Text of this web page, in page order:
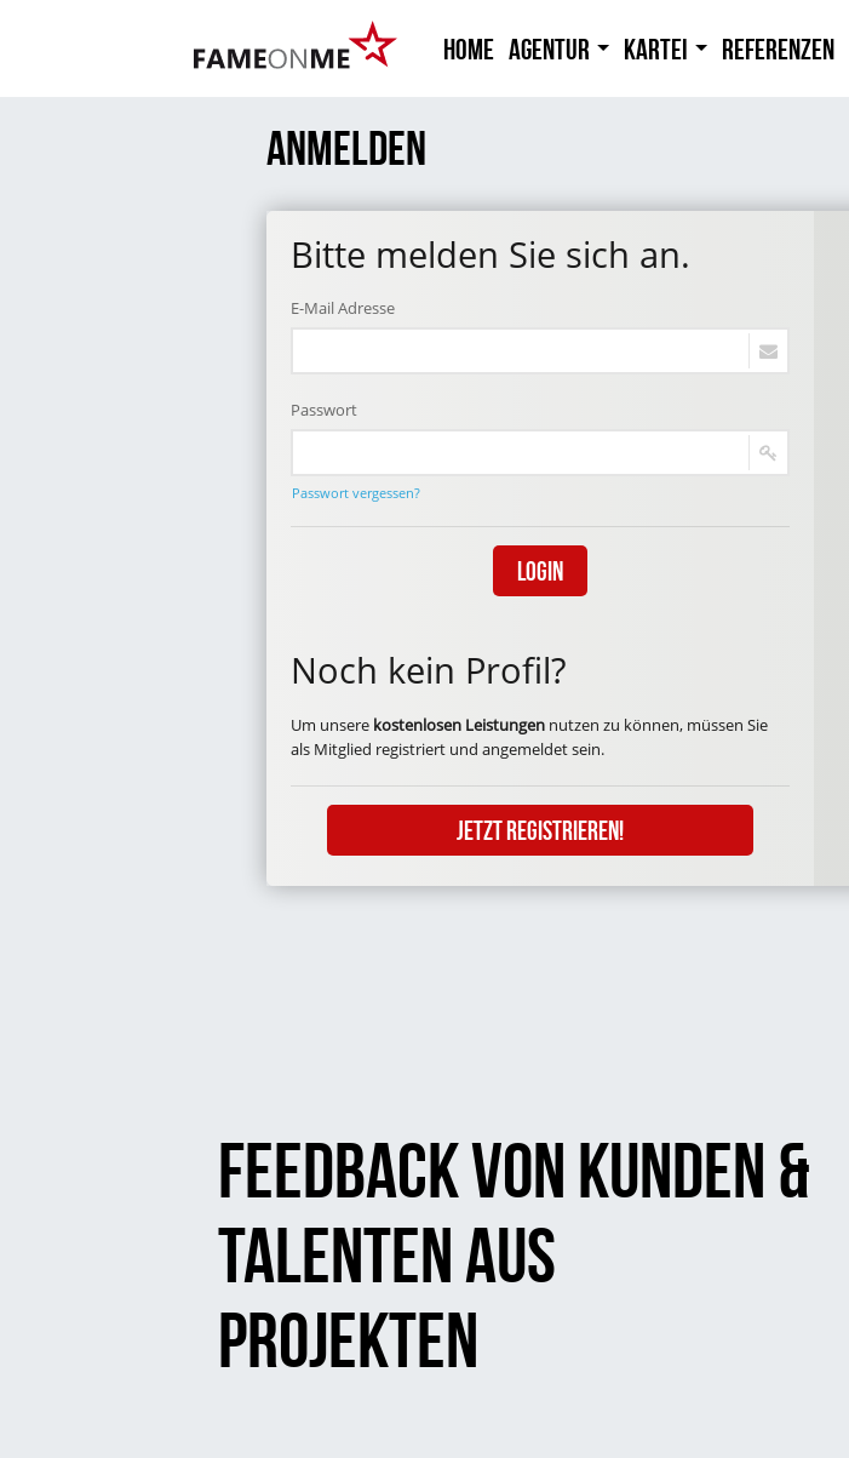
HOME Agentur Kartei Referenzen
ANMELDEN
Bitte melden Sie sich an.
E-Mail Adresse
Passwort
Passwort vergessen?
Login
Noch kein Profil?
Um unsere kostenlosen Leistungen nutzen zu können, müssen Sie
als Mitglied registriert und angemeldet sein.
Jetzt Registrieren!
Feedback von Kunden &
Talenten aus
Projekten